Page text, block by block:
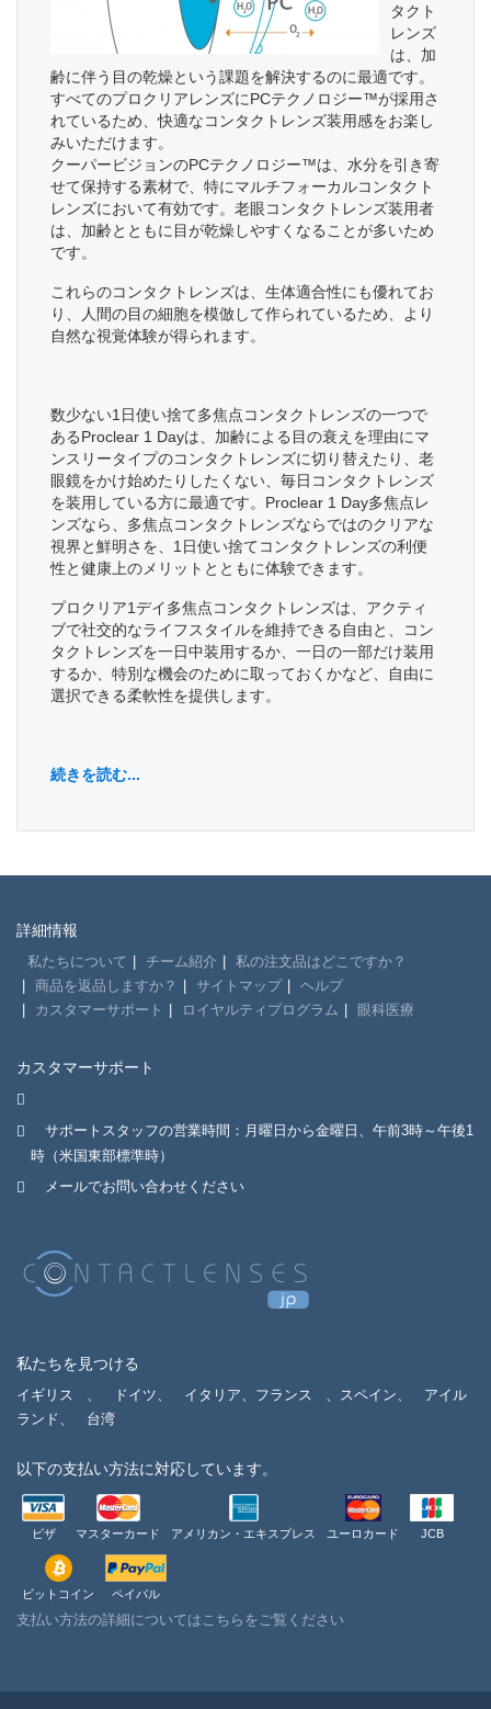
タクト
レンズ
は、加
齢に伴う目の乾燥という課題を解決するのに最適です。
すべてのプロクリアレンズにPCテクノロジー™が採用さ
れているため、快適なコンタクトレンズ装用感をお楽し
みいただけます。
クーパービジョンのPCテクノロジー™は、水分を引き寄
せて保持する素材で、特にマルチフォーカルコンタクト
レンズにおいて有効です。老眼コンタクトレンズ装用者
は、加齢とともに目が乾燥しやすくなることが多いため
です。
これらのコンタクトレンズは、生体適合性にも優れてお
り、人間の目の細胞を模倣して作られているため、より
自然な視覚体験が得られます。
数少ない1日使い捨て多焦点コンタクトレンズの一つで
あるProclear 1 Dayは、加齢による目の衰えを理由にマ
ンスリータイプのコンタクトレンズに切り替えたり、老
眼鏡をかけ始めたりしたくない、毎日コンタクトレンズ
を装用している方に最適です。Proclear 1 Day多焦点レ
ンズなら、多焦点コンタクトレンズならではのクリアな
視界と鮮明さを、1日使い捨てコンタクトレンズの利便
性と健康上のメリットとともに体験できます。
プロクリア1デイ多焦点コンタクトレンズは、アクティ
ブで社交的なライフスタイルを維持できる自由と、コン
タクトレンズを一日中装用するか、一日の一部だけ装用
するか、特別な機会のために取っておくかなど、自由に
選択できる柔軟性を提供します。
続きを読む...
詳細情報
私たちについて チーム紹介
私の注文品はどこですか？
商品を返品しますか？
サイトマップ
ヘルプ
カスタマーサポート
ロイヤルティプログラム 眼科医療
カスタマーサポート
サポートスタッフの営業時間：月曜日から金曜日、午前3時～午後1
時（米国東部標準時）
メールでお問い合わせください
私たちを見つける
イギリス 、 ドイツ、 イタリア、フランス 、スペイン、
アイル
ランド、
台湾
以下の支払い方法に対応しています。
ビザ マスターカード アメリカン・エキスプレス ユーロカード JCB
ビットコイン ペイパル
支払い方法の詳細についてはこちらをご覧ください